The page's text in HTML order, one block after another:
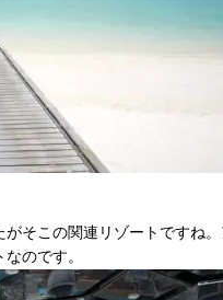
がそこの関連リゾートですね
のです。